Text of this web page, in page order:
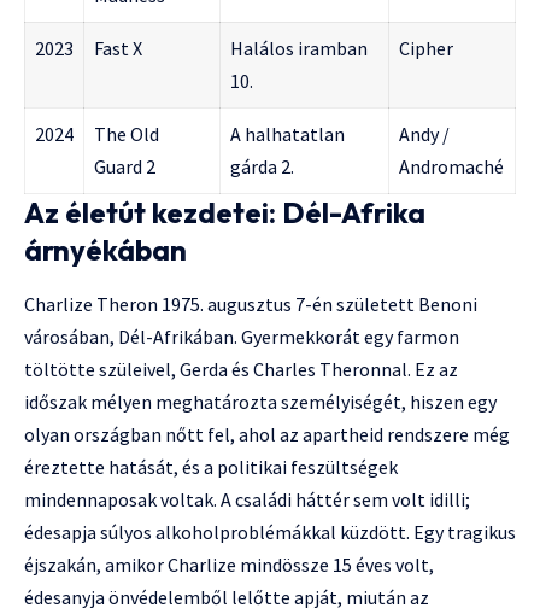
2023 Fast X
Halálos iramban
10.
Cipher
2024
The Old
Guard 2
A halhatatlan
gárda 2.
Andy /
Andromaché
Az életút kezdetei: Dél-Afrika
árnyékában
Charlize Theron 1975. augusztus 7-én született Benoni
városában, Dél-Afrikában. Gyermekkorát egy farmon
töltötte szüleivel, Gerda és Charles Theronnal. Ez az
időszak mélyen meghatározta személyiségét, hiszen egy
olyan országban nőtt fel, ahol az apartheid rendszere még
éreztette hatását, és a politikai feszültségek
mindennaposak voltak. A családi háttér sem volt idilli;
édesapja súlyos alkoholproblémákkal küzdött. Egy tragikus
éjszakán, amikor Charlize mindössze 15 éves volt,
édesanyja önvédelemből lelőtte apját, miután az